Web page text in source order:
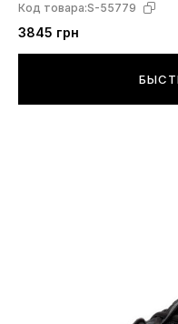
Код товара:S-55779
3845 грн